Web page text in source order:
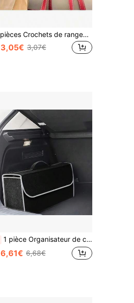
2/4 pièces Crochets de rangement multifonctions pour le de siège de voiture
3,05€ 3,07€
1 pièce Organisateur de coffre de voiture pliable, boîte de rangement en tissu feutre, sac organisateur de conteneur intérieur de voiture, organisateur de coffre de voiture
6,61€ 6,68€